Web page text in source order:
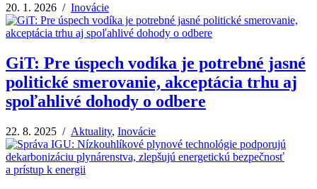
20. 1. 2026 / Inovácie
GiT: Pre úspech vodíka je potrebné jasné
politické smerovanie, akceptácia trhu aj
spoľahlivé dohody o odbere
22. 8. 2025 / Aktuality, Inovácie